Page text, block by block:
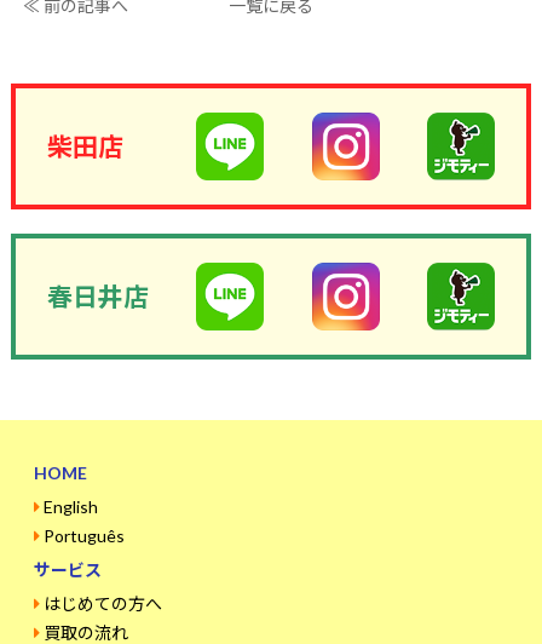
≪ 前の記事へ 一覧に戻る
柴田店
春日井店
HOME
English
Português
サービス
はじめての方へ
買取の流れ